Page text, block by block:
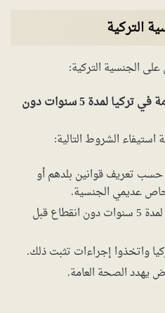
التركية
الجنسية التركية:
عن طريق الإقامة في تركيا لمدة 5 سنوات دون
الشروط التالية:
حسب تعريف قوانين بلدهم أو
عديمي الجنسية.
أن يكونوا مقيمين في تركيا لمدة 5 سنوات دون انقطاع قبل
واتخذوا إجراءات تثبت ذلك.
يهدد الصحة العامة.